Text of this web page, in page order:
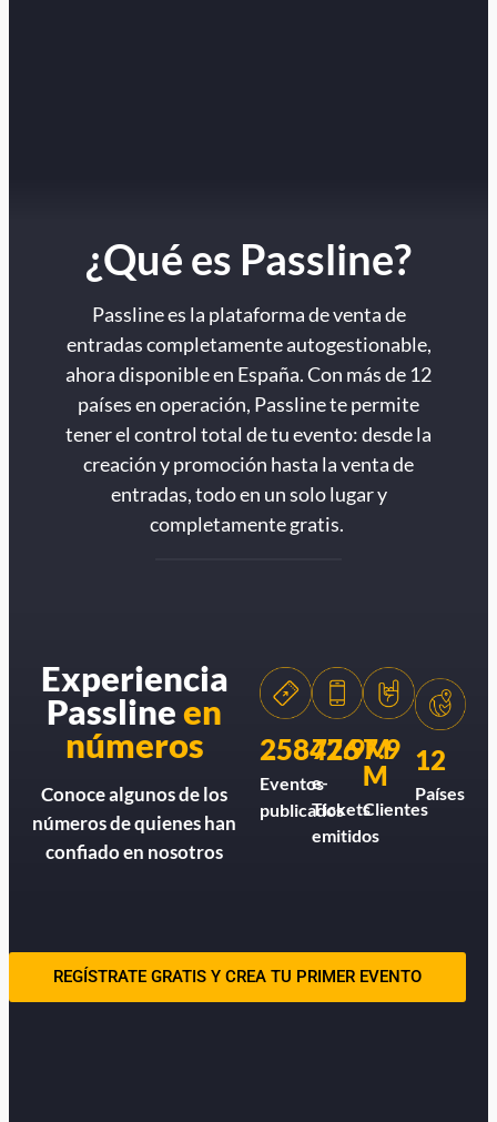
¿Qué es Passline?
Passline es la plataforma de venta de
entradas completamente autogestionable,
ahora disponible en España. Con más de 12
países en operación, Passline te permite
tener el control total de tu evento: desde la
creación y promoción hasta la venta de
entradas, todo en un solo lugar y
completamente gratis.
Experiencia
Passlineen
números
Conoce algunos de los
números de quienes han
confiado en nosotros
258426
Eventos
publicados
77.9M
e-
Tickets
emitidos
7.9
M
Clientes
12
Países
REGÍSTRATE GRATIS Y CREA TU PRIMER EVENTO